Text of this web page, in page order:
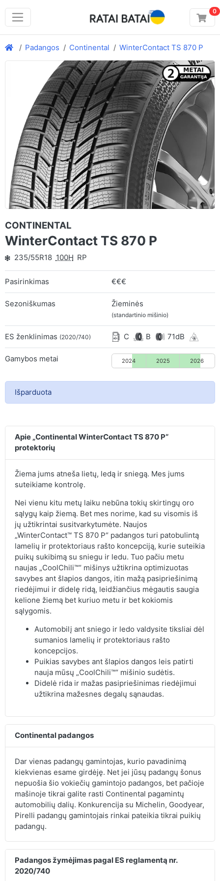
0
Padangos Continental WinterContact TS 870 P
CONTINENTAL
WinterContact TS 870 P
235/55R18 100H RP
Pasirinkimas €€€
Sezoniškumas Žieminės
(standartinio mišinio)
ES ženklinimas (2020/740) C B 71dB
Gamybos metai 2024 2025 2026
Išparduota
Apie „Continental WinterContact TS 870 P“
protektorių
Žiema jums atneša lietų, ledą ir sniegą. Mes jums
suteikiame kontrolę.
Nei vienu kitu metų laiku nebūna tokių skirtingų oro
sąlygų kaip žiemą. Bet mes norime, kad su visomis iš
jų užtikrintai susitvarkytumėte. Naujos
„WinterContact™ TS 870 P“ padangos turi patobulintą
lamelių ir protektoriaus rašto koncepciją, kurie suteikia
puikų sukibimą su sniegu ir ledu. Tuo pačiu metu
naujas „CoolChili™“ mišinys užtikrina optimizuotas
savybes ant šlapios dangos, itin mažą pasipriešinimą
riedėjimui ir didelę ridą, leidžiančius mėgautis saugia
kelione žiemą bet kuriuo metu ir bet kokiomis
sąlygomis.
Automobilį ant sniego ir ledo valdysite tiksliai dėl
sumanios lamelių ir protektoriaus rašto
koncepcijos.
Puikias savybes ant šlapios dangos leis patirti
nauja mūsų „CoolChili™“ mišinio sudėtis.
Didelė rida ir mažas pasipriešinimas riedėjimui
užtikrina mažesnes degalų sąnaudas.
Continental padangos
Dar vienas padangų gamintojas, kurio pavadinimą
kiekvienas esame girdėję. Net jei jūsų padangų šonus
nepuošia šio vokiečių gamintojo padangos, bet pačioje
mašinoje tikrai galite rasti Continental pagamintų
automobilių dalių. Konkurencija su Michelin, Goodyear,
Pirelli padangų gamintojais rinkai pateikia tikrai puikių
padangų.
Padangos žymėjimas pagal ES reglamentą nr.
2020/740